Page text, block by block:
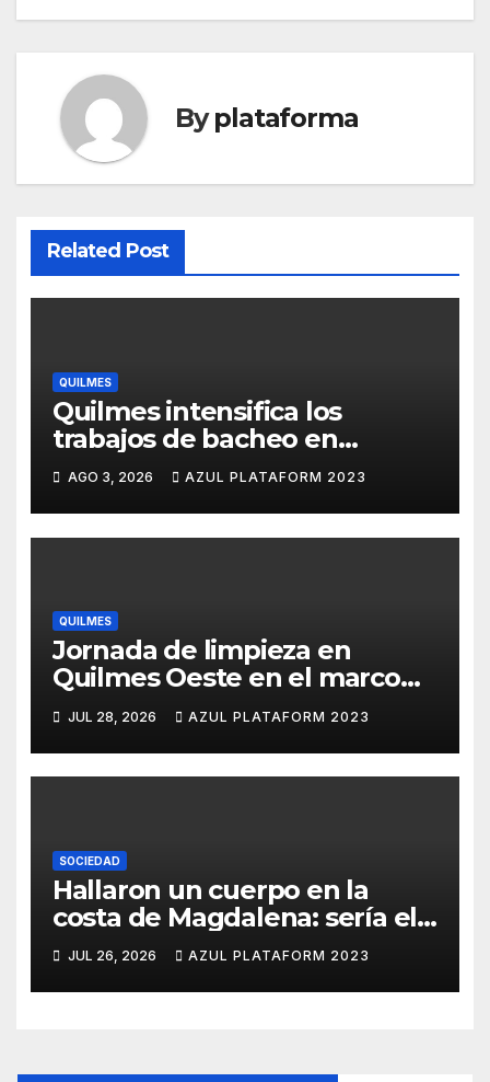
Byplataforma
Related Post
QUILMES
Quilmes intensifica los
trabajos de bacheo en
distintos barrios
AGO 3, 2026 AZUL PLATAFORM 2023
QUILMES
Jornada de limpieza en
Quilmes Oeste en el marco
del programa -Residuos
+Comunidad
JUL 28, 2026 AZUL PLATAFORM 2023
SOCIEDAD
Hallaron un cuerpo en la
costa de Magdalena: sería el
quinto pescador
desaparecido en Hudson
JUL 26, 2026 AZUL PLATAFORM 2023